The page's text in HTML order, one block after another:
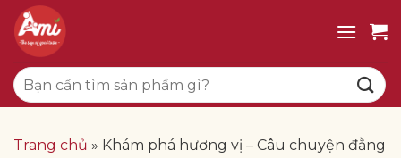
qua
dung
Tìm
kiếm:
Trang chủ » Khám phá hương vị – Câu chuyện đằng